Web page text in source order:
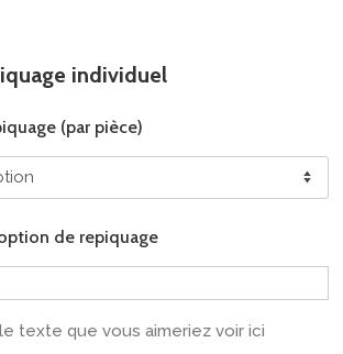
individuel
(par pièce)
de repiquage
texte que vous aimeriez voir ici